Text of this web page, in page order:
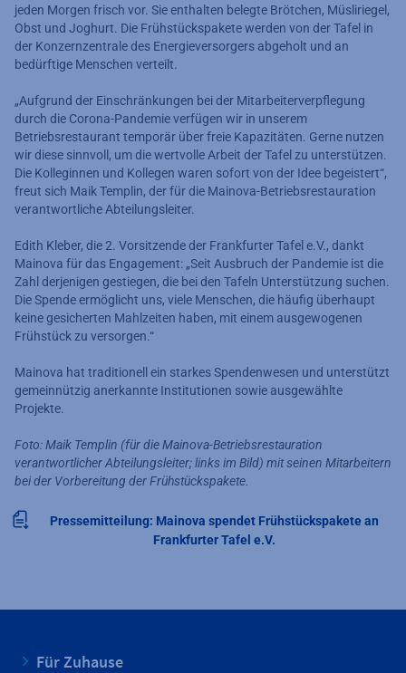
jeden Morgen frisch vor. Sie enthalten belegte Brötchen, Müsliriegel,
Obst und Joghurt. Die Frühstückspakete werden von der Tafel in
der Konzernzentrale des Energieversorgers abgeholt und an
bedürftige Menschen verteilt.
„Aufgrund der Einschränkungen bei der Mitarbeiterverpflegung
durch die Corona-Pandemie verfügen wir in unserem
Betriebsrestaurant temporär über freie Kapazitäten. Gerne nutzen
wir diese sinnvoll, um die wertvolle Arbeit der Tafel zu unterstützen.
Die Kolleginnen und Kollegen waren sofort von der Idee begeistert“,
freut sich Maik Templin, der für die Mainova-Betriebsrestauration
verantwortliche Abteilungsleiter.
Edith Kleber, die 2. Vorsitzende der Frankfurter Tafel e.V., dankt
Mainova für das Engagement: „Seit Ausbruch der Pandemie ist die
Zahl derjenigen gestiegen, die bei den Tafeln Unterstützung suchen.
Die Spende ermöglicht uns, viele Menschen, die häufig überhaupt
keine gesicherten Mahlzeiten haben, mit einem ausgewogenen
Frühstück zu versorgen.“
Mainova hat traditionell ein starkes Spendenwesen und unterstützt
gemeinnützig anerkannte Institutionen sowie ausgewählte
Projekte.
Foto: Maik Templin (für die Mainova-Betriebsrestauration
verantwortlicher Abteilungsleiter; links im Bild) mit seinen Mitarbeitern
bei der Vorbereitung der Frühstückspakete.
Pressemitteilung: Mainova spendet Frühstückspakete an
Frankfurter Tafel e.V.
Für Zuhause